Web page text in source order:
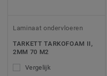
Laminaat ondervloeren
TARKETT TARKOFOAM II,
2MM 70 M2
Vergelijk